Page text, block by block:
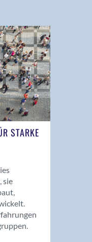
STARKE
sie